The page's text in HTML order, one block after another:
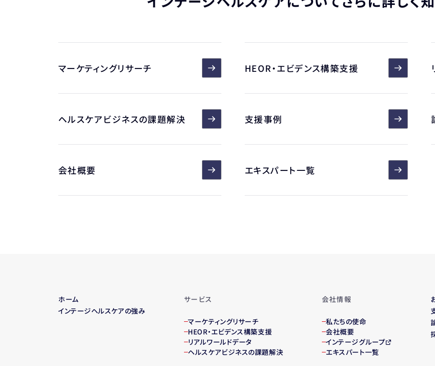
マーケティングリサーチ HEOR・エビデンス構築支援
ヘルスケアビジネスの課題解決 支援事例
会社概要 エキスパート一覧
ホーム
インテージヘルスケアの強み
サービス
マーケティングリサーチ
HEOR・エビデンス構築支援
リアルワールドデータ
ヘルスケアビジネスの課題解決
会社情報
私たちの使命
会社概要
インテージグループ
エキスパート一覧